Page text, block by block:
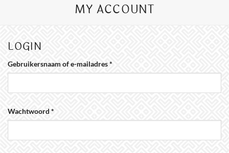
MY ACCOUNT
LOGIN
Gebruikersnaam of e-mailadres*
Wachtwoord *